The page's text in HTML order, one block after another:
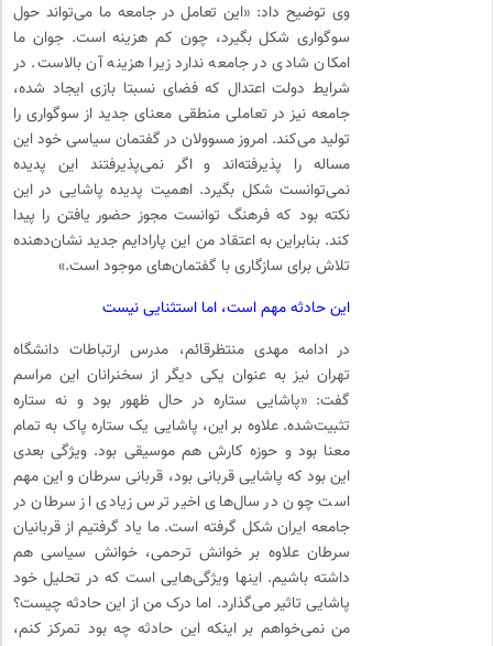
وی توضیح داد: «این تعامل در جامعه ما می‌تواند حول
سوگواری شکل بگیرد، چون کم هزینه است. جوان ما
امکان شادی در جامعه ندارد زیرا هزینه آن بالاست. در
شرایط دولت اعتدال که فضای نسبتا بازی ایجاد شده،
جامعه نیز در تعاملی منطقی معنای جدید از سوگواری را
تولید می‌کند. امروز مسوولان در گفتمان سیاسی خود این
مساله را پذیرفته‌اند و اگر نمی‌پذیرفتند این پدیده
نمی‌توانست شکل بگیرد. اهمیت پدیده پاشایی در این
نکته بود که فرهنگ توانست مجوز حضور یافتن را پیدا
کند. بنابراین به اعتقاد من این پارادایم جدید نشان‌دهنده
تلاش برای سازگاری با گفتمان‌های موجود است.»
این حادثه مهم است، اما استثنایی نیست
در ادامه مهدی منتظرقائم، مدرس ارتباطات دانشگاه
تهران نیز به عنوان یکی دیگر از سخنرانان این مراسم
گفت: «پاشایی ستاره در حال ظهور بود و نه ستاره
تثبیت‌شده. علاوه بر این، پاشایی یک ستاره پاک به تمام
معنا بود و حوزه کارش هم موسیقی بود. ویژگی بعدی
این بود که پاشایی قربانی بود، قربانی سرطان و این مهم
است چون در سال‌های اخیر ترس زیادی از سرطان در
جامعه ایران شکل گرفته است. ما یاد گرفتیم از قربانیان
سرطان علاوه بر خوانش ترحمی، خوانش سیاسی هم
داشته باشیم. اینها ویژگی‌هایی است که در تحلیل خود
پاشایی تاثیر می‌گذارد. اما درک من از این حادثه چیست؟
من نمی‌خواهم بر اینکه این حادثه چه بود تمرکز کنم،